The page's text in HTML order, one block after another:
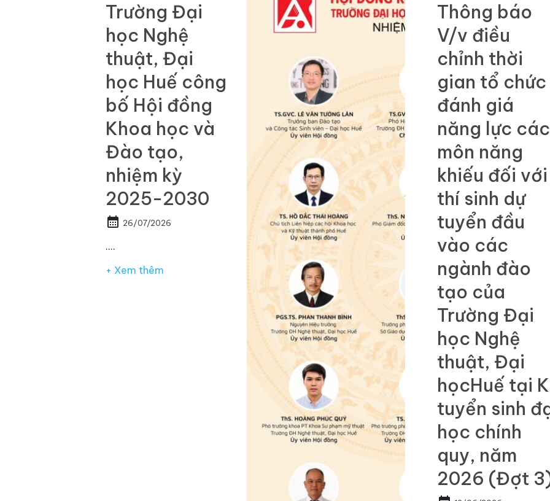
Trường Đại
học Nghệ
thuật, Đại
học Huế công
bố Hội đồng
Khoa học và
Đào tạo,
nhiệm kỳ
2025-2030
calendar_month 26/07/2026
.…
+ Xem thêm
Thông báo
V/v điều
chỉnh thời
gian tổ chức
đánh giá
năng lực các
môn năng
khiếu đối với
thí sinh dự
tuyển đầu
vào các
ngành đào
tạo của
Trường Đại
học Nghệ
thuật, Đại
họcHuế tại
tuyển sinh
học chính
quy, năm
2026 (Đợt